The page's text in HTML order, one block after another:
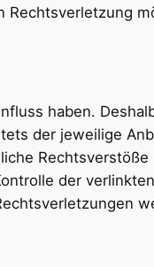
haben.
der jeweilige
der